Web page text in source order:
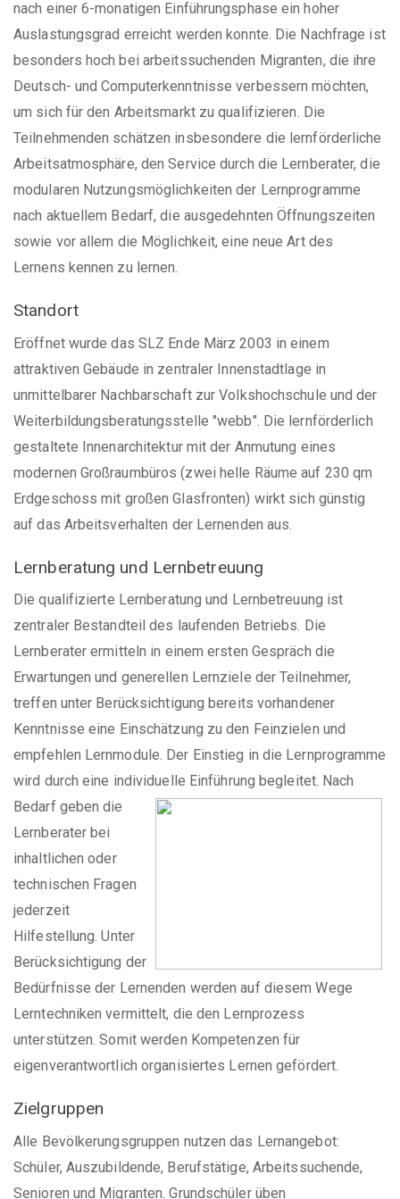
nach einer 6-monatigen Einführungsphase ein hoher
Auslastungsgrad erreicht werden konnte. Die Nachfrage ist
besonders hoch bei arbeitssuchenden Migranten, die ihre
Deutsch- und Computerkenntnisse verbessern möchten,
um sich für den Arbeitsmarkt zu qualifizieren. Die
Teilnehmenden schätzen insbesondere die lernförderliche
Arbeitsatmosphäre, den Service durch die Lernberater, die
modularen Nutzungsmöglichkeiten der Lernprogramme
nach aktuellem Bedarf, die ausgedehnten Öffnungszeiten
sowie vor allem die Möglichkeit, eine neue Art des
Lernens kennen zu lernen.
Standort
Eröffnet wurde das SLZ Ende März 2003 in einem
attraktiven Gebäude in zentraler Innenstadtlage in
unmittelbarer Nachbarschaft zur Volkshochschule und der
Weiterbildungsberatungsstelle "webb". Die lernförderlich
gestaltete Innenarchitektur mit der Anmutung eines
modernen Großraumbüros (zwei helle Räume auf 230 qm
Erdgeschoss mit großen Glasfronten) wirkt sich günstig
auf das Arbeitsverhalten der Lernenden aus.
Lernberatung und Lernbetreuung
Die qualifizierte Lernberatung und Lernbetreuung ist
zentraler Bestandteil des laufenden Betriebs. Die
Lernberater ermitteln in einem ersten Gespräch die
Erwartungen und generellen Lernziele der Teilnehmer,
treffen unter Berücksichtigung bereits vorhandener
Kenntnisse eine Einschätzung zu den Feinzielen und
empfehlen Lernmodule. Der Einstieg in die Lernprogramme
wird durch eine individuelle Einführung begleitet. Nach
Bedarf geben die
Lernberater bei
inhaltlichen oder
technischen Fragen
jederzeit
Hilfestellung. Unter
Berücksichtigung der
Bedürfnisse der Lernenden werden auf diesem Wege
Lerntechniken vermittelt, die den Lernprozess
unterstützen. Somit werden Kompetenzen für
eigenverantwortlich organisiertes Lernen gefördert.
Zielgruppen
Alle Bevölkerungsgruppen nutzen das Lernangebot:
Schüler, Auszubildende, Berufstätige, Arbeitssuchende,
Senioren und Migranten. Grundschüler üben